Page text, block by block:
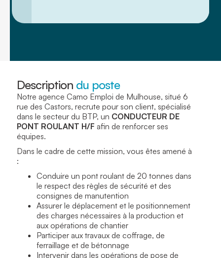
Description du poste
Notre agence Camo Emploi de Mulhouse, situé 6
rue des Castors, recrute pour son client, spécialisé
dans le secteur du BTP, un CONDUCTEUR DE
PONT ROULANT H/F afin de renforcer ses
équipes.
Dans le cadre de cette mission, vous êtes amené à
:
Conduire un pont roulant de 20 tonnes dans
le respect des règles de sécurité et des
consignes de manutention
Assurer le déplacement et le positionnement
des charges nécessaires à la production et
aux opérations de chantier
Participer aux travaux de coffrage, de
ferraillage et de bétonnage
Intervenir dans les opérations de pose de